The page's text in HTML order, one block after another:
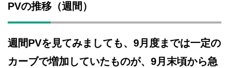
PVの推移（週間）
週間PVを見てみましても、9月度までは一定の
カーブで増加していたものが、9月末頃から急